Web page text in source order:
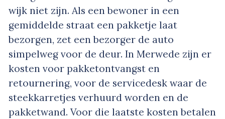
wijk niet zijn. Als een bewoner in een
gemiddelde straat een pakketje laat
bezorgen, zet een bezorger de auto
simpelweg voor de deur. In Merwede zijn er
kosten voor pakketontvangst en
retournering, voor de servicedesk waar de
steekkarretjes verhuurd worden en de
pakketwand. Voor die laatste kosten betalen